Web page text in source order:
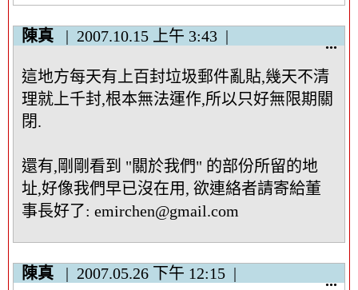
陳真 2007.10.15 上午 3:43
這地方每天有上百封垃圾郵件亂貼,幾天不清
理就上千封,根本無法運作,所以只好無限期關
閉.
還有,剛剛看到 "關於我們" 的部份所留的地
址,好像我們早已沒在用, 欲連絡者請寄給董
事長好了: emirchen@gmail.com
...顯
區
塊
陳真 2007.05.26 下午 12:15 ...顯